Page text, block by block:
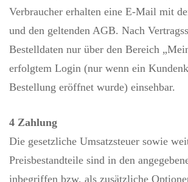
Verbraucher erhalten eine E-Mail mit
und den geltenden AGB. Nach
Bestelldaten nur über den Bereich
erfolgtem Login (nur wenn ein
Bestellung eröffnet wurde) einsehbar.
4 Zahlung
Die gesetzliche Umsatzsteuer sowie
Preisbestandteile sind in den
inbegriffen bzw. als zusätzliche